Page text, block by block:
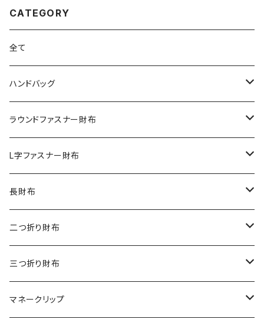
CATEGORY
全て
ハンドバッグ
クロコダイル
ダイヤモンドパイソン
オーストリッチ
シャーク
リザード
エレファント
ラウンドファスナー財布
クロコダイル
ダイヤモンドパイソン
オーストリッチ
シャーク
リザード
L字ファスナー財布
クロコダイル
ダイヤモンドパイソン
オーストリッチ
シャーク
長財布
クロコダイル
ダイヤモンドパイソン
オーストリッチ
二つ折り財布
クロコダイル
ダイヤモンドパイソン
三つ折り財布
クロコダイル
マネークリップ